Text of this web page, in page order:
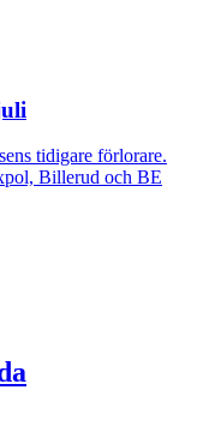
tidigare förlorare.
Billerud och BE